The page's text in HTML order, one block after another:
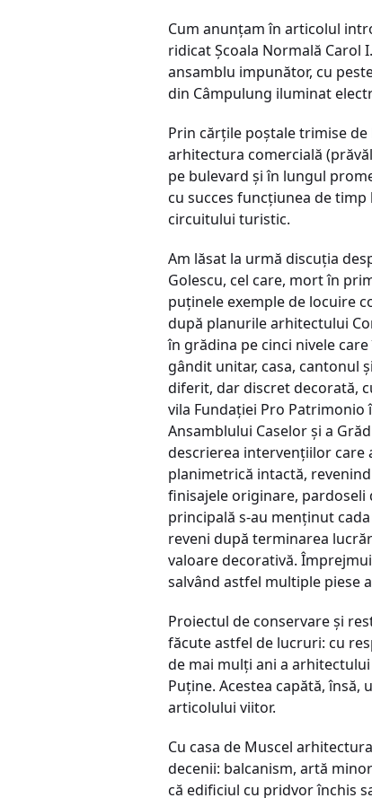
Cum anunţam în articolul
ridicat Şcoala Normală Carol
ansamblu impunător, cu
din Câmpulung iluminat
Prin cărţile poştale trimise de
arhitectura comercială
pe bulevard şi în lungul
cu succes funcţiunea de
circuitului turistic.
Am lăsat la urmă discuţia
Golescu, cel care, mort în
puţinele exemple de locuire
după planurile arhitectului
în grădina pe cinci nivele
gândit unitar, casa, cantonul
diferit, dar discret decorată,
vila Fundaţiei Pro
Ansamblului Caselor şi a
descrierea intervenţiilor care
planimetrică intactă,
finisajele originare, pardoseli
principală s-au menţinut
reveni după terminarea
valoare decorativă.
salvând astfel multiple piese
Proiectul de conservare şi
făcute astfel de lucruri: cu
de mai mulţi ani a
Puţine. Acestea capătă,
articolului viitor.
Cu casa de Muscel
decenii: balcanism, artă
că edificiul cu pridvor închis